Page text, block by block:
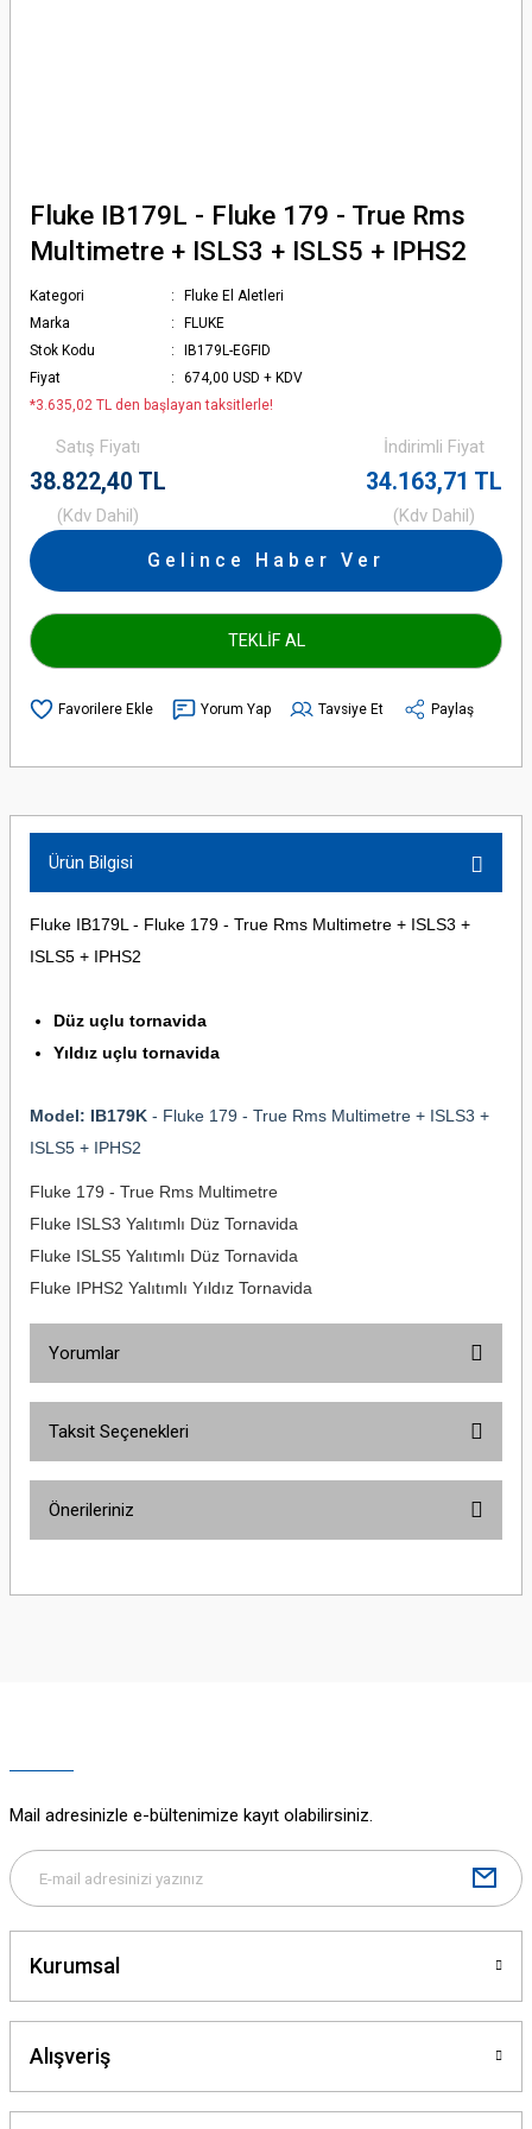
Fluke IB179L - Fluke 179 - True Rms
Multimetre + ISLS3 + ISLS5 + IPHS2
Kategori
Fluke El Aletleri
Marka
FLUKE
Stok Kodu
IB179L-EGFID
Fiyat
674,00 USD + KDV
*3.635,02 TL den başlayan taksitlerle!
Satış Fiyatı
38.822,40 TL
(Kdv Dahil)
İndirimli Fiyat
34.163,71 TL
(Kdv Dahil)
Gelince Haber Ver
TEKLİF AL
Yorum Yap Tavsiye Et Paylaş
Ürün Bilgisi
Fluke IB179L - Fluke 179 - True Rms Multimetre + ISLS3 +
ISLS5 + IPHS2
Düz uçlu tornavida
Yıldız uçlu tornavida
Model: IB179K - Fluke 179 - True Rms Multimetre + ISLS3 +
ISLS5 + IPHS2
Fluke 179 - True Rms Multimetre
Fluke ISLS3 Yalıtımlı Düz Tornavida
Fluke ISLS5 Yalıtımlı Düz Tornavida
Fluke IPHS2 Yalıtımlı Yıldız Tornavida
Yorumlar
Taksit Seçenekleri
Önerileriniz
yetersiz gördüğünüz noktaları öneri formunu kullanarak tarafımıza
Bu ürüne benzer farklı alternatifler olmalı.
Mail adresinizle e-bültenimize kayıt olabilirsiniz.
Kurumsal
Alışveriş